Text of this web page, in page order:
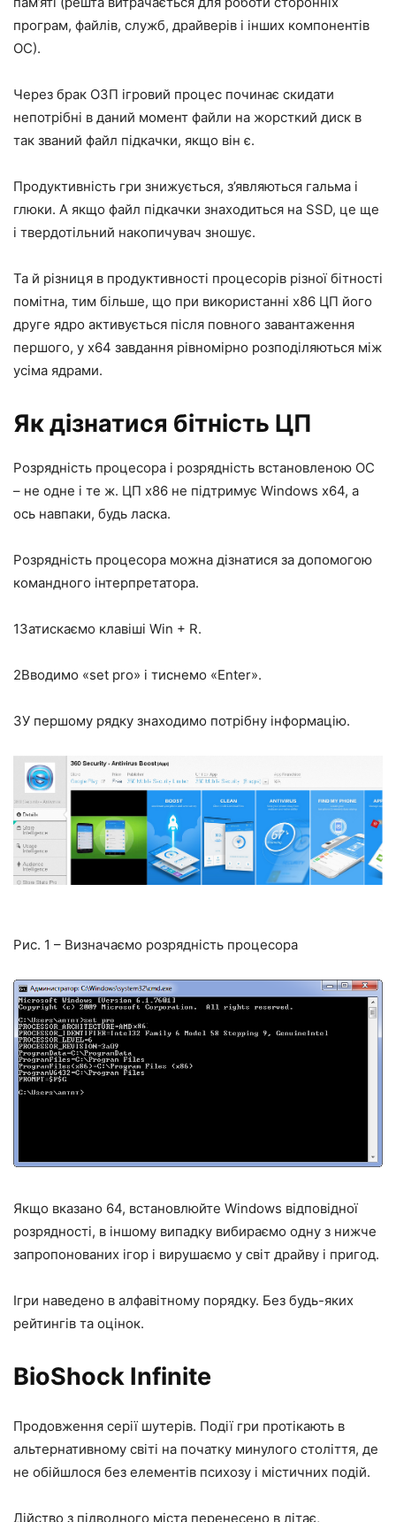
програм, файлів, служб, драйверів і інших компонентів
ОС).
Через брак ОЗП ігровий процес починає скидати
непотрібні в даний момент файли на жорсткий диск в
так званий файл підкачки, якщо він є.
Продуктивність гри знижується, з’являються гальма і
глюки. А якщо файл підкачки знаходиться на SSD, це ще
і твердотільний накопичувач зношує.
Та й різниця в продуктивності процесорів різної бітності
помітна, тим більше, що при використанні x86 ЦП його
друге ядро активується після повного завантаження
першого, у x64 завдання рівномірно розподіляються між
усіма ядрами.
Як дізнатися бітність ЦП
Розрядність процесора і розрядність встановленою ОС
– не одне і те ж. ЦП x86 не підтримує Windows x64, а
ось навпаки, будь ласка.
Розрядність процесора можна дізнатися за допомогою
командного інтерпретатора.
1Затискаємо клавіші Win + R.
2Вводимо «set pro» і тиснемо «Enter».
3У першому рядку знаходимо потрібну інформацію.
Рис. 1 – Визначаємо розрядність процесора
Якщо вказано 64, встановлюйте Windows відповідної
розрядності, в іншому випадку вибираємо одну з нижче
запропонованих ігор і вирушаємо у світ драйву і пригод.
Ігри наведено в алфавітному порядку. Без будь-яких
рейтингів та оцінок.
BioShock Infinite
Продовження серії шутерів. Події гри протікають в
альтернативному світі на початку минулого століття, де
не обійшлося без елементів психозу і містичних подій.
Дійство з підводного міста перенесено в літає,